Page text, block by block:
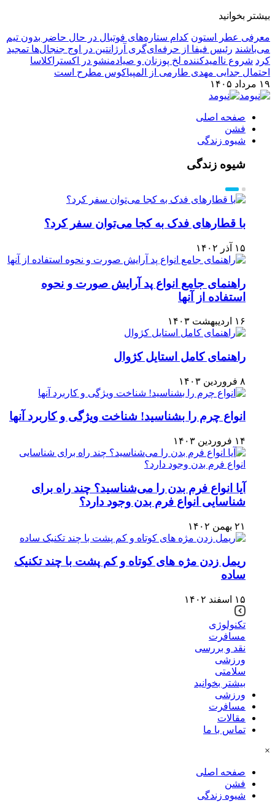
بیشتر بخوانید
معرفی عطر استون کدام ستاره‌های فوتبال در حال حاضر بدون تیم
می‌باشند رئیس فیفا از حرفه‌ای‌گری آرژانتین در اوج جنجال‌ها تمجید
کرد شروع ناامیدکننده لخ پوزنان و صیادمنشو در اکستراکلاسا
احتمال جدایی مهدی طارمی از المپیاکوس مطرح است
۱۹ مرداد ۱۴۰۵
صفحه اصلی
فشن
شیوه زندگی
شیوه زندگی
با قطارهای فدک به کجا می‌توان سفر کرد؟
۱۵ آذر ۱۴۰۲
راهنمای جامع انواع پد آرایش صورت و نحوه
استفاده از آنها
۱۶ اردیبهشت ۱۴۰۳
راهنمای کامل استایل کژوال
۸ فروردین ۱۴۰۳
انواع چرم را بشناسید! شناخت ویژگی و کاربرد آنها
۱۴ فروردین ۱۴۰۳
آیا انواع فرم بدن را می‌شناسید؟ چند راه برای
شناسایی انواع فرم بدن وجود دارد؟
۲۱ بهمن ۱۴۰۲
ریمل زدن مژه های کوتاه و کم پشت با چند تکنیک
ساده
۱۵ اسفند ۱۴۰۲
تکنولوژی
مسافرت
نقد و بررسی
ورزشی
سلامتی
بیشتر بخوانید
ورزشی
مسافرت
مقالات
تماس با ما
×
صفحه اصلی
فشن
شیوه زندگی